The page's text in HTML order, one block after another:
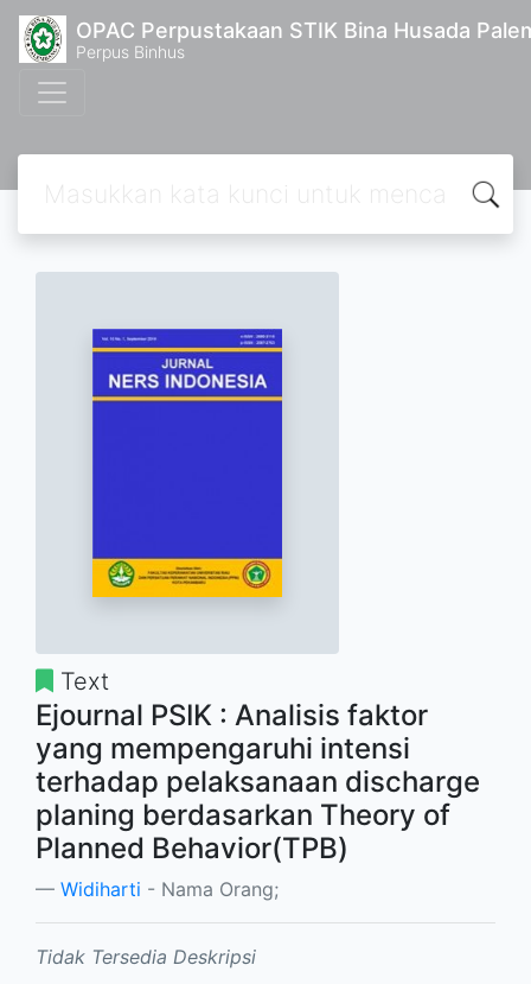
OPAC Perpustakaan STIK Bina Husada
Perpus Binhus
Text
Ejournal PSIK : Analisis faktor
yang mempengaruhi intensi
terhadap pelaksanaan discharge
planing berdasarkan Theory of
Planned Behavior(TPB)
Widiharti - Nama Orang;
Tidak Tersedia Deskripsi